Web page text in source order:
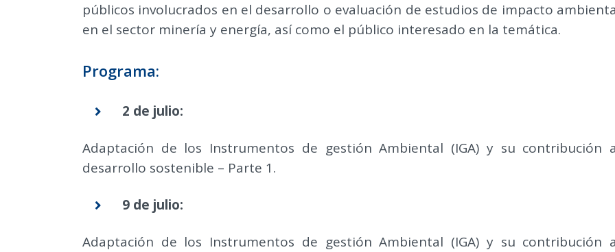
públicos involucrados en el desarrollo o evaluación de estudios de impacto
en el sector minería y energía, así como el público interesado en la temática.
Programa:
2 de julio:
Adaptación de los Instrumentos de gestión Ambiental (IGA) y su contribución
desarrollo sostenible – Parte 1.
9 de julio:
Adaptación de los Instrumentos de gestión Ambiental (IGA) y su contribución